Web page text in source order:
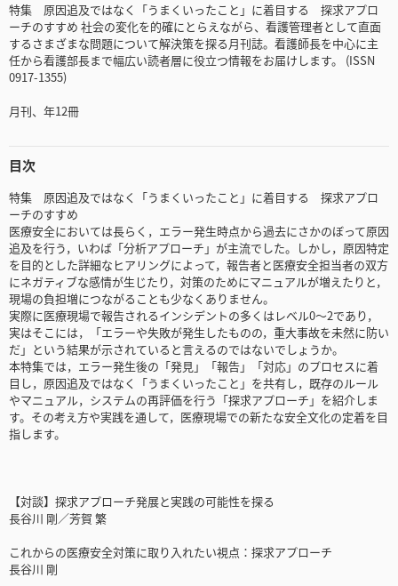
特集 原因追及ではなく「うまくいったこと」に着目する 探求アプロ
ーチのすすめ 社会の変化を的確にとらえながら、看護管理者として直面
するさまざまな問題について解決策を探る月刊誌。看護師長を中心に主
任から看護部長まで幅広い読者層に役立つ情報をお届けします。 (ISSN
0917-1355)
月刊、年12冊
目次
特集 原因追及ではなく「うまくいったこと」に着目する 探求アプロ
ーチのすすめ
医療安全においては長らく，エラー発生時点から過去にさかのぼって原因
追及を行う，いわば「分析アプローチ」が主流でした。しかし，原因特定
を目的とした詳細なヒアリングによって，報告者と医療安全担当者の双方
にネガティブな感情が生じたり，対策のためにマニュアルが増えたりと，
現場の負担増につながることも少なくありません。
実際に医療現場で報告されるインシデントの多くはレベル0～2であり，
実はそこには，「エラーや失敗が発生したものの，重大事故を未然に防い
だ」という結果が示されていると言えるのではないでしょうか。
本特集では，エラー発生後の「発見」「報告」「対応」のプロセスに着
目し，原因追及ではなく「うまくいったこと」を共有し，既存のルール
やマニュアル，システムの再評価を行う「探求アプローチ」を紹介しま
す。その考え方や実践を通して，医療現場での新たな安全文化の定着を目
指します。
【対談】探求アプローチ発展と実践の可能性を探る
長谷川 剛／芳賀 繁
これからの医療安全対策に取り入れたい視点：探求アプローチ
長谷川 剛